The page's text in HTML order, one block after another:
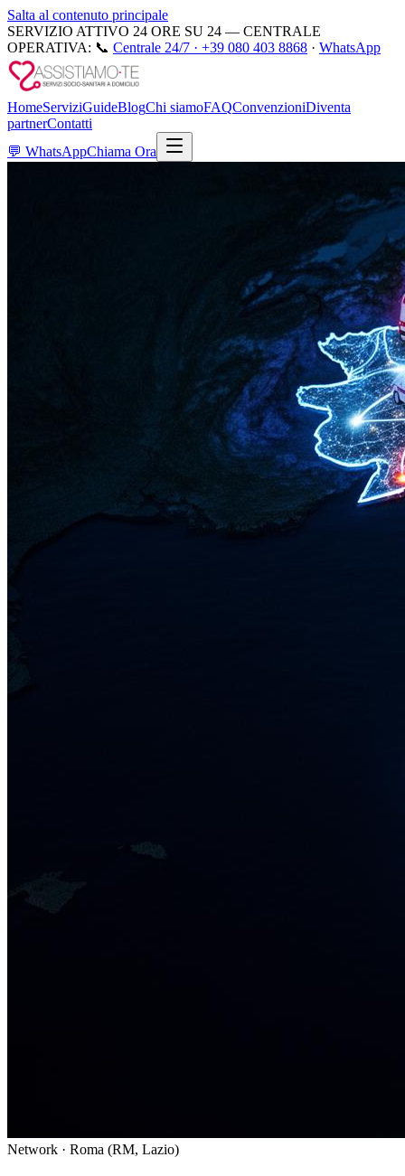
Salta al contenuto principale
SERVIZIO ATTIVO 24 ORE SU 24 — CENTRALE
OPERATIVA: 📞 Centrale 24/7 · +39 080 403 8868 · WhatsApp
HomeServiziGuideBlogChi siamoFAQConvenzioniDiventa
partnerContatti
💬 WhatsAppChiama Ora
Network · Roma (RM, Lazio)